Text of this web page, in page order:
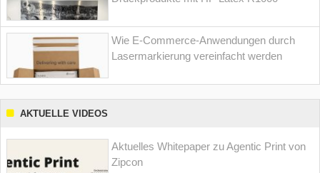
Wie E-Commerce-Anwendungen durch
Lasermarkierung vereinfacht werden
AKTUELLE VIDEOS
Aktuelles Whitepaper zu Agentic Print von
Zipcon